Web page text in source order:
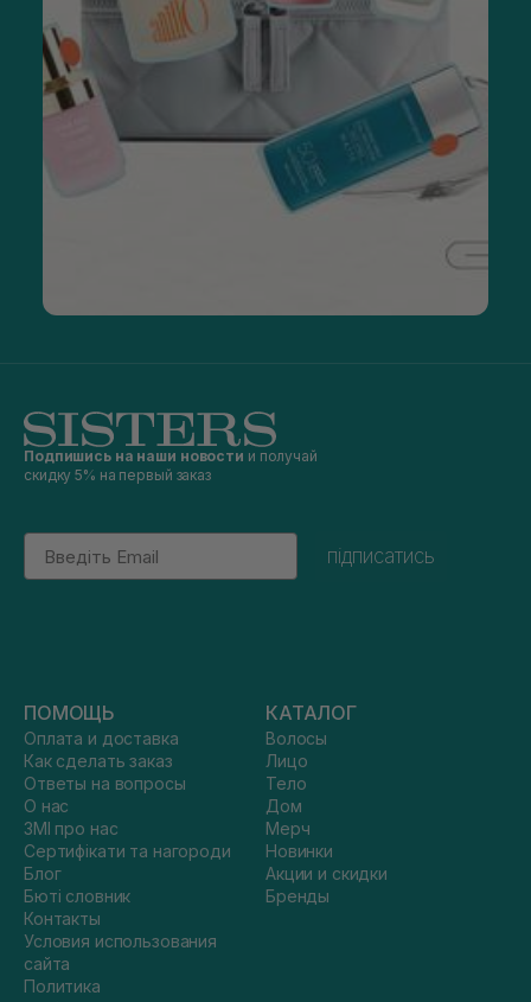
Подпишись на наши новости и получай
скидку 5% на первый заказ
Email
підписатись
ПОМОЩЬ
Оплата и доставка
Как сделать заказ
Ответы на вопросы
О нас
ЗМІ про нас
Сертифікати та нагороди
Блог
Бюті словник
Контакты
Условия использования
сайта
Политика
КАТАЛОГ
Волосы
Лицо
Тело
Дом
Мерч
Новинки
Акции и скидки
Бренды